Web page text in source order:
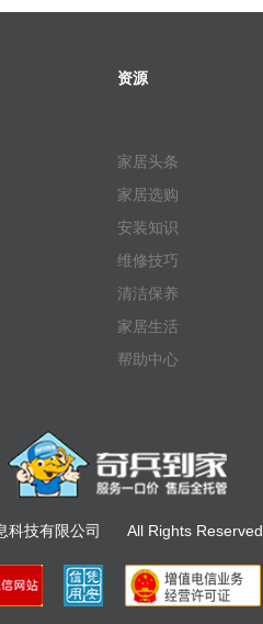
资源
家居头条
家居选购
安装知识
维修技巧
清洁保养
家居生活
帮助中心
科技有限公司 All Rights Reserved